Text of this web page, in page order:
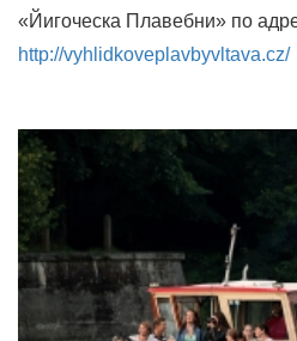
«Йигоческа Плавебни» по
http://vyhlidkoveplavbyvltava.cz/